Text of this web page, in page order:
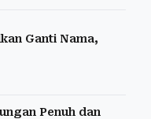
Ganti Nama,
Penuh dan